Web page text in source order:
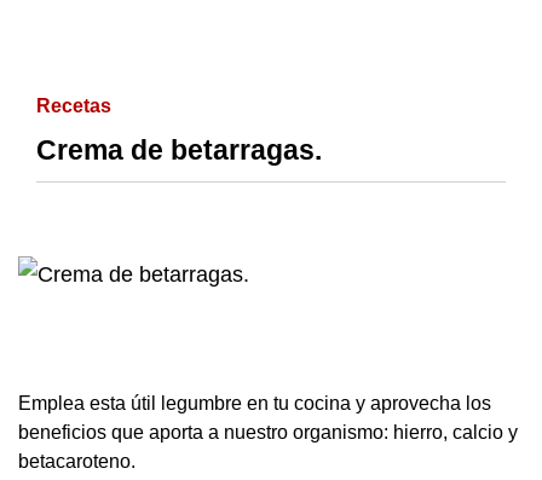
Recetas
Crema de betarragas.
Emplea esta útil legumbre en tu cocina y aprovecha los
beneficios que aporta a nuestro organismo: hierro, calcio y
betacaroteno.